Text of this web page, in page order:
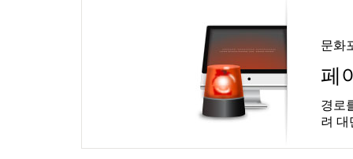
문화
페
경로
려 대